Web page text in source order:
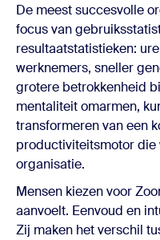
De meest succesvolle
focus van
resultaatstatistieken:
werknemers, sneller
grotere betrokkenheid
mentaliteit omarmen,
transformeren van een
productiviteitsmotor die
organisatie.
Mensen kiezen voor
aanvoelt. Eenvoud en
Zij maken het verschil